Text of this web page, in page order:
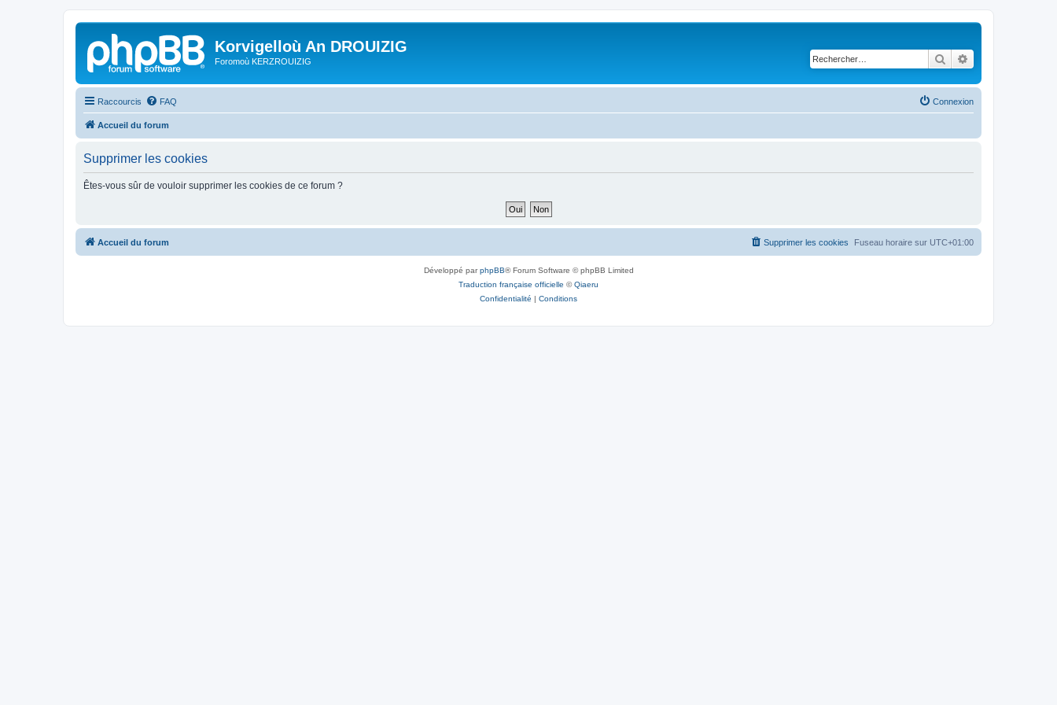
Korvigelloù An DROUIZIG
Foromoù KERZROUIZIG Rechercher
Raccourcis FAQ Connexion
Accueil du forum
Supprimer les cookies
Êtes-vous sûr de vouloir supprimer les cookies de ce forum ?
Accueil du forum Fuseau horaire sur UTC+01:00
Supprimer les cookies
Développé parphpBB® Forum Software © phpBB Limited
Traduction française officielle ©Qiaeru
Confidentialité | Conditions